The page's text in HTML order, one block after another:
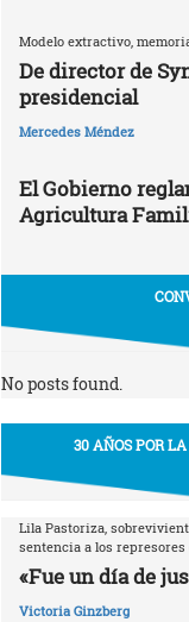
Modelo extractivo,
De director de
presidencial
Mercedes Méndez
El Gobierno
Agricultura
No posts found.
30 AÑOS POR
Lila Pastoriza,
sentencia a los
«Fue un día de
Victoria Ginzberg